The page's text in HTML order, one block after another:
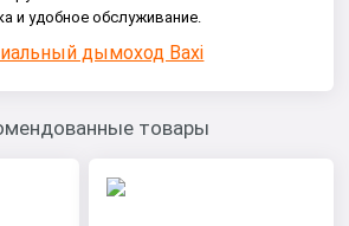
и удобное обслуживание.
дымоход Baxi
товары